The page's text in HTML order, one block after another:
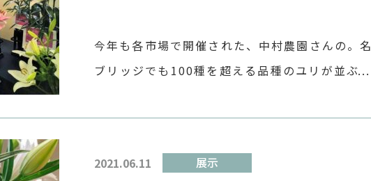
今年も各市場で開催された、中村農園さんの。
ブリッジでも100種を超える品種のユリが並ぶ
で、開催中来られなかった方もぜひご覧くだ
2021.06.11 展示